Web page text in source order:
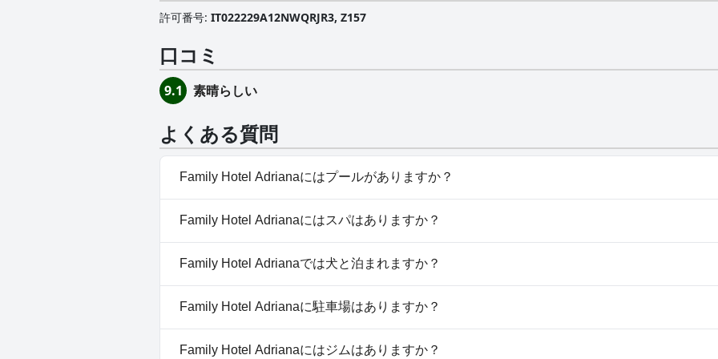
許可番号: IT022229A12NWQRJR3, Z157
口コミ
9.1 素晴らしい
よくある質問
Family Hotel Adrianaにはプールがありますか？
はい、Family Hotel Adrianaには、以下のカテゴリーの１つ以上に属するプールがあります：
プール
Family Hotel Adrianaにはスパはありますか？
はい、Family Hotel Adrianaではスパをご利用いただけます。
Family Hotel Adrianaでは犬と泊まれますか？
いいえ、Family Hotel Adrianaでは犬と泊まることはできません。
Family Hotel Adrianaに駐車場はありますか？
はい、Family Hotel Adrianaでは駐車場をご利用いただけます。
Family Hotel Adrianaにはジムはありますか？